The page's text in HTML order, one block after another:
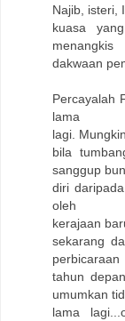
Najib, isteri,
kuasa
menangkis
dakwaan
Percayalah
lama
lagi.
bila
sanggup
diri
oleh
kerajaan
sekarang
perbicaraan
tahun
umumkan
lama